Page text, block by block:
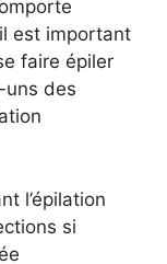
est important
faire épiler
uns des
l’épilation
si